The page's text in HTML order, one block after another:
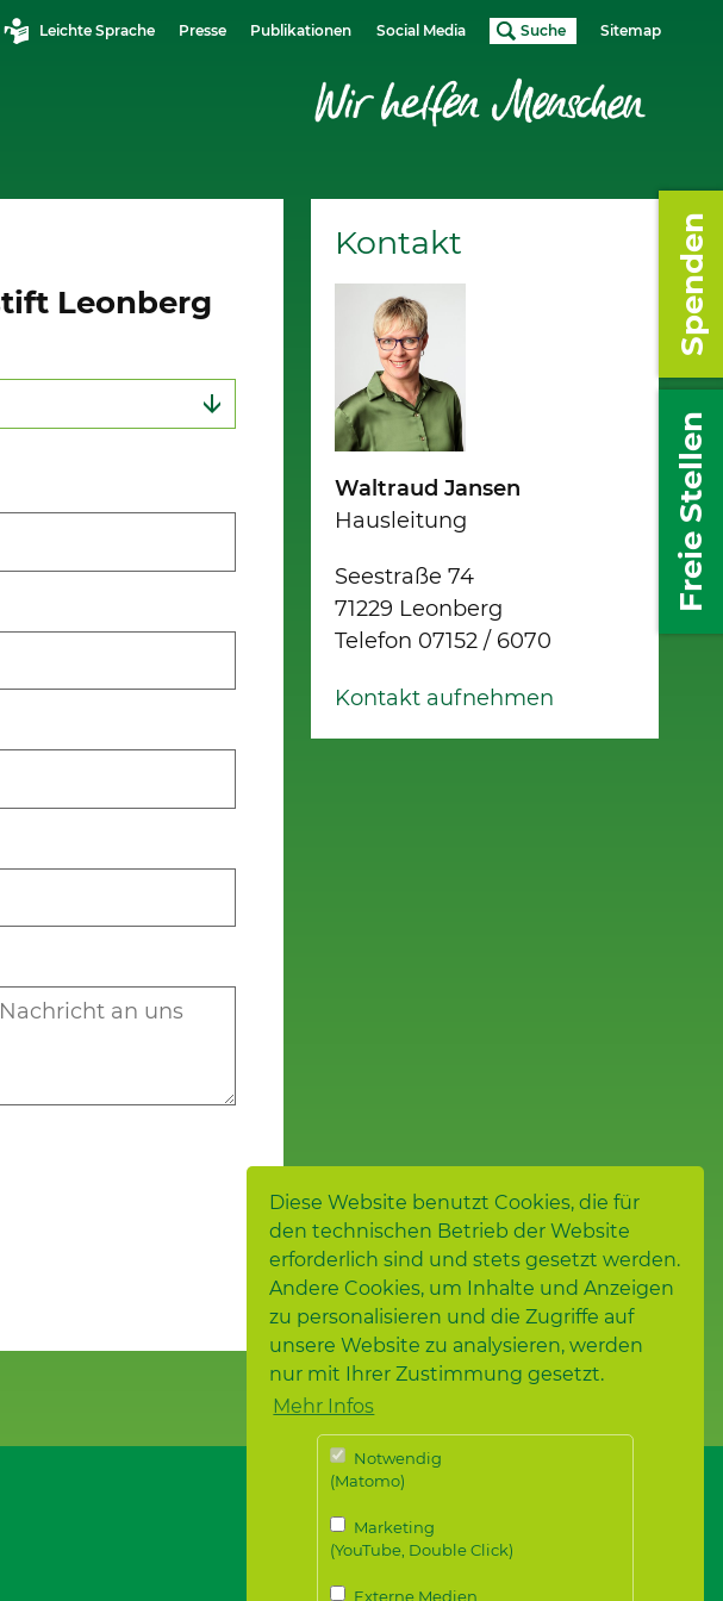
Diese Website benutzt Cookies, die für
den technischen Betrieb der Website
erforderlich sind und stets gesetzt werden.
Andere Cookies, um Inhalte und Anzeigen
zu personalisieren und die Zugriffe auf
unsere Website zu analysieren, werden
nur mit Ihrer Zustimmung gesetzt.
Mehr Infos
Notwendig
(Matomo)
Marketing
(YouTube, Double Click)
Externe Medien
Leichte Sprache Presse Publikationen Social Media Suche Sitemap
Leonberg
Kontakt
Waltraud Jansen
Hausleitung
Seestraße 74
71229 Leonberg
Telefon 07152 / 6070
Kontakt aufnehmen
Spenden
Freie Stellen